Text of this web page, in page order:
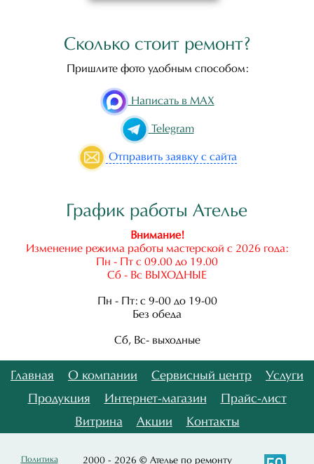
Сколько стоит ремонт?
Пришлите фото удобным способом:
Написать в MAX
Telegram
Отправить заявку с сайта
График работы Ателье
Внимание!
Изменение режима работы мастерской с 2026 года:
Пн - Пт с 09.00 до 19.00
Сб - Вс ВЫХОДНЫЕ
Пн - Пт: с 9-00 до 19-00
Без обеда
Сб, Вс- выходные
Главная О компании Сервисный центр
Услуги
Продукция
Интернет-магазин
Прайс-лист
Витрина
Акции Контакты
Политика
2000 - 2026 © Ателье по ремонту